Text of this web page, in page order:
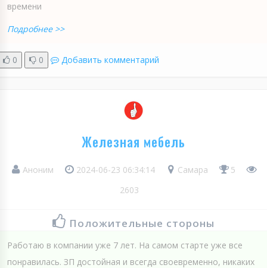
времени
Подробнее >>
0 0 Добавить комментарий
Железная мебель
Аноним 2024-06-23 06:34:14 Самара
5
2603
Положительные стороны
Работаю в компании уже 7 лет. На самом старте уже все
понравилась. ЗП достойная и всегда своевременно, никаких